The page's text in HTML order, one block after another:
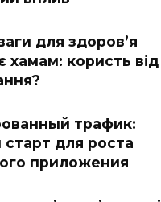
для здоров’я
хамам: користь від
трафик:
для роста
приложения